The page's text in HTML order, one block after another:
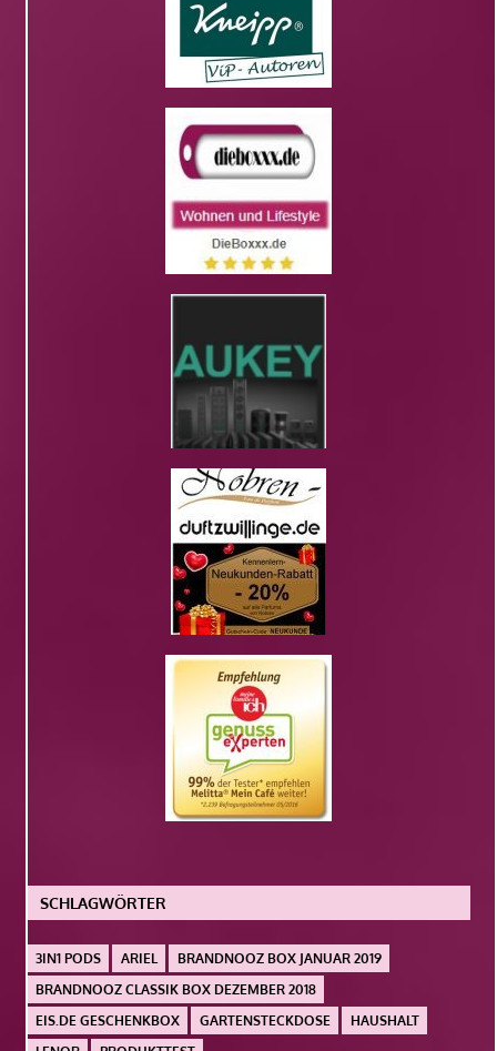
SCHLAGWÖRTER
3IN1 PODS ARIEL
BRANDNOOZ BOX JANUAR 2019
BRANDNOOZ CLASSIK BOX DEZEMBER 2018
EIS.DE GESCHENKBOX
GARTENSTECKDOSE
HAUSHALT